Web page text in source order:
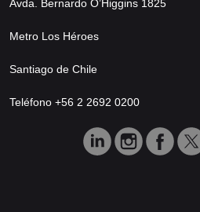
Avda. Bernardo O’Higgins 1825
Metro Los Héroes
Santiago de Chile
Teléfono +56 2 2692 0200